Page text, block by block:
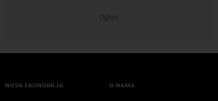
NOVA EKONOMIJA O NAMA